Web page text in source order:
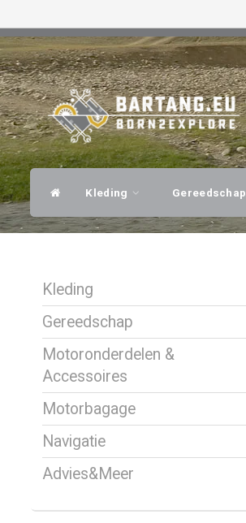
Kleding Gereedschap
Kleding
Gereedschap
Motoronderdelen &
Accessoires
Motorbagage
Navigatie
Advies&Meer